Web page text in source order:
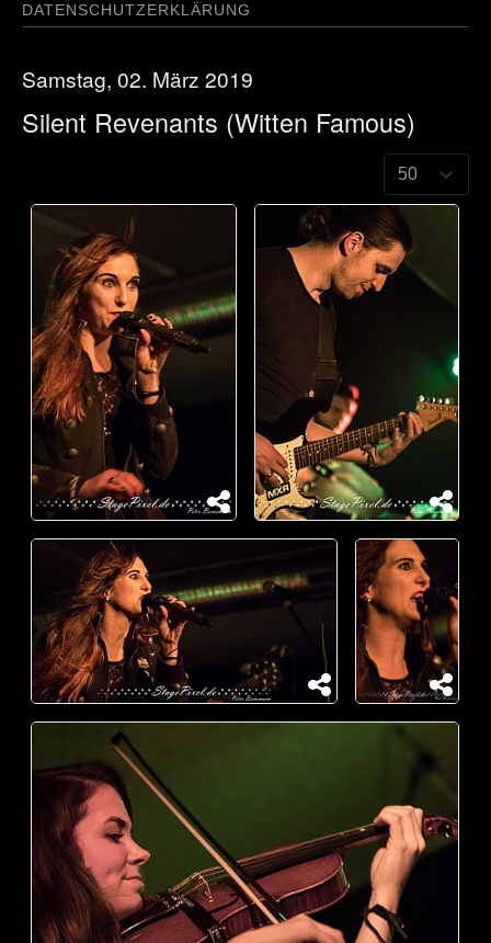
DATENSCHUTZERKLÄRUNG
Samstag, 02. März 2019
Silent Revenants (Witten Famous)